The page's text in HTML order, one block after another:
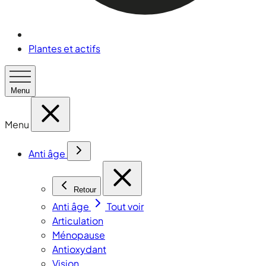
Plantes et actifs
Menu
Menu
Anti âge
Retour
Anti âge
Tout voir
Articulation
Ménopause
Antioxydant
Vision